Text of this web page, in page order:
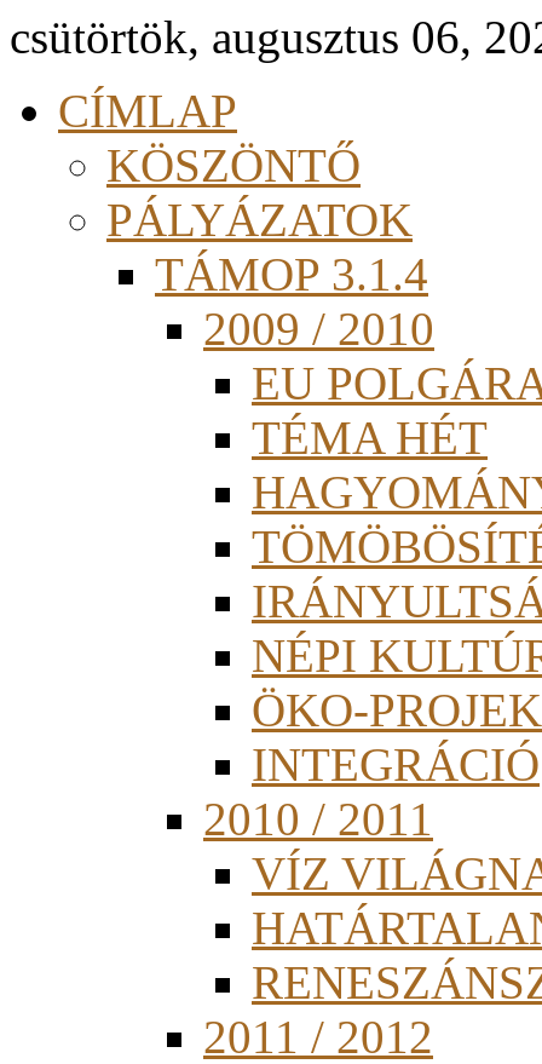
csütörtök, augusztus 06,
CÍMLAP
KÖSZÖNTŐ
PÁLYÁZATOK
TÁMOP 3.1.4
2009 / 2010
EU
TÉMA HÉT
NÉPI
ÖKO-
INTEGRÁCIÓ
2010 / 2011
VÍZ
2011 / 2012